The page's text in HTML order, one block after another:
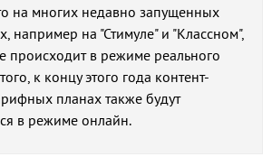
на многих недавно запущенных
например на "Стимуле" и "Классном",
происходит в режиме реального
к концу этого года контент-
планах также будут
в режиме онлайн.